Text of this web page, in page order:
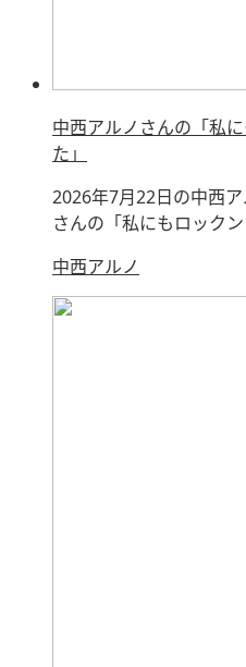
中西アルノさんの「私
た」
2026年7月22日の中西
さんの「私にもロック
中西アルノ